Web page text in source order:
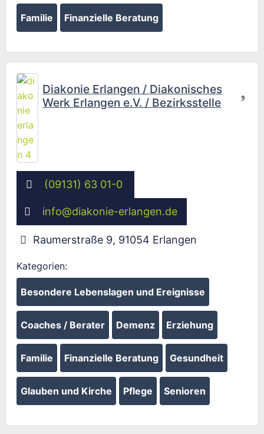
Familie Finanzielle Beratung
Diakonie Erlangen / Diakonisches
Werk Erlangen e.V. / Bezirksstelle
(09131) 63 01-0
info@diakonie-erlangen.de
Raumerstraße 9, 91054 Erlangen
Kategorien:
Besondere Lebenslagen und Ereignisse
Coaches / Berater Demenz Erziehung
Familie Finanzielle Beratung Gesundheit
Glauben und Kirche Pflege Senioren